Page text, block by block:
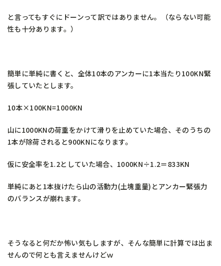
と言ってもすぐにドーンって訳ではありません。（ならない可能
性も十分あります。）
簡単に単純に書くと、全体10本のアンカーに1本当たり100KN緊
張していたとします。
10本×100KN=1000KN
山に1000KNの荷重をかけて滑りを止めていた場合、そのうちの
1本が除荷されると900KNになります。
仮に安全率を1.2としていた場合、1000KN÷1.2＝833KN
単純にあと1本抜けたら山の活動力(土塊重量)とアンカー緊張力
のバランスが崩れます。
そうなると何だか怖い気もしますが、そんな簡単に計算では出ま
せんので何とも言えませんけどｗ